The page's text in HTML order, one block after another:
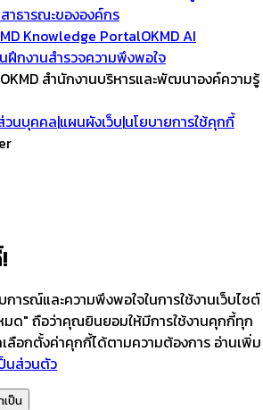
าธารณะขององค์กร
Knowledge PortalOKMD AI
ฝึกงานสำรวจความพึงพอใจ
สำนักงานบริหารและพัฒนาองค์ความรู้
วนบุคคล|แผนผังเว็บ|นโยบายการใช้คุกกี้
การณ์และความพึงพอใจในการใช้งานเว็บไซต์
ด" ถือว่าคุณยินยอมให้มีการใช้งานคุกกี้ทุก
ลือกตั้งค่าคุกกี้ได้ตามความต้องการ อ่านเพิ่ม
นส่วนตัว
เป็น